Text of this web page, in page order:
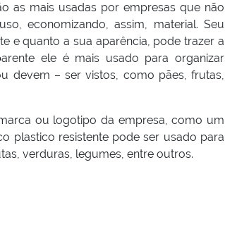
as mais usadas por empresas que não
economizando, assim, material. Seu
e quanto a sua aparência, pode trazer a
ele é mais usado para organizar
devem – ser vistos, como pães, frutas,
ou logotipo da empresa, como um
plastico resistente pode ser usado para
verduras, legumes, entre outros.